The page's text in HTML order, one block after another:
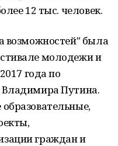
12 тыс. человек.
возможностей" была
молодежи и
года по
Владимира Путина.
граждан и